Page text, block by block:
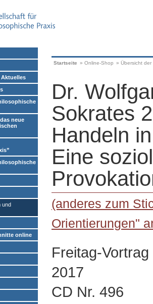
neue
und
online
Startseite » Online-Shop » Übersicht
Dr.
Sokrates
Handeln
Eine
(anderes zum
Orientierungen"
Freitag-
2017
CD Nr. 496